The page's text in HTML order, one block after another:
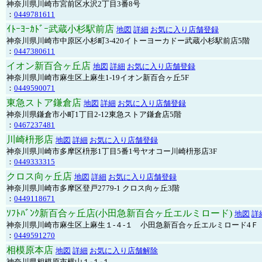
神奈川県川崎市宮前区水沢2丁目3番8号
： 0449781611
ｲﾄｰﾖｰｶﾄﾞｰ武蔵小杉駅前店 地図 詳細 お気に入り店舗登録
神奈川県川崎市中原区小杉町3-420イトーヨーカドー武蔵小杉駅前店5階
： 0447380611
イオン新百合ヶ丘店 地図 詳細 お気に入り店舗登録
神奈川県川崎市麻生区上麻生1-19イオン新百合ヶ丘5F
： 0449590071
東急ストア鎌倉店 地図 詳細 お気に入り店舗登録
神奈川県鎌倉市小町1丁目2-12東急ストア鎌倉店5階
： 0467237481
川崎枡形店 地図 詳細 お気に入り店舗登録
神奈川県川崎市多摩区枡形1丁目5番1号ヤオコー川崎枡形店3F
： 0449333315
クロス向ヶ丘店 地図 詳細 お気に入り店舗登録
神奈川県川崎市多摩区登戸2779-1 クロス向ヶ丘3階
： 0449118671
ｿﾌﾄﾊﾞﾝｸ新百合ヶ丘店(小田急新百合ヶ丘エルミロード) 地図 詳
神奈川県川崎市麻生区上麻生１-４-１ 小田急新百合ヶ丘エルミロード4Ｆ
： 0449591270
相模原本店 地図 詳細 お気に入り店舗解除